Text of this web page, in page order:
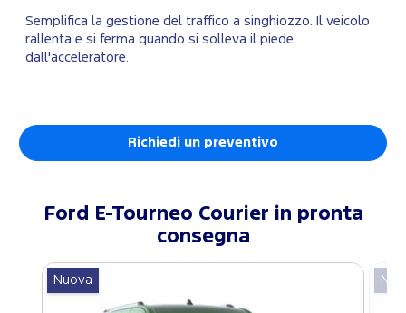
Semplifica la gestione del traffico a singhiozzo. Il veicolo
rallenta e si ferma quando si solleva il piede
dall'acceleratore.
Richiedi un preventivo
Ford E-Tourneo Courier in pronta
consegna
Nuova